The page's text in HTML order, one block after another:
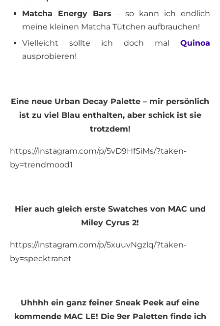
Matcha Energy Bars – so kann ich endlich
meine kleinen Matcha Tütchen aufbrauchen!
Vielleicht sollte ich doch mal Quinoa
ausprobieren!
Eine neue Urban Decay Palette – mir persönlich
ist zu viel Blau enthalten, aber schick ist sie
trotzdem!
https://instagram.com/p/5vD9HfSiMs/?taken-
by=trendmood1
Hier auch gleich erste Swatches von MAC und
Miley Cyrus 2!
https://instagram.com/p/5xuuvNgzlq/?taken-
by=specktranet
Uhhhh ein ganz feiner Sneak Peek auf eine
kommende MAC LE! Die 9er Paletten finde ich